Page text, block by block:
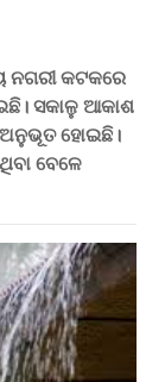
ନଗରୀ କଟକରେ
ସକାଳୁ ଆକାଶ
ଅନୁଭୂତ ହୋଇଛି।
ବେଳେ